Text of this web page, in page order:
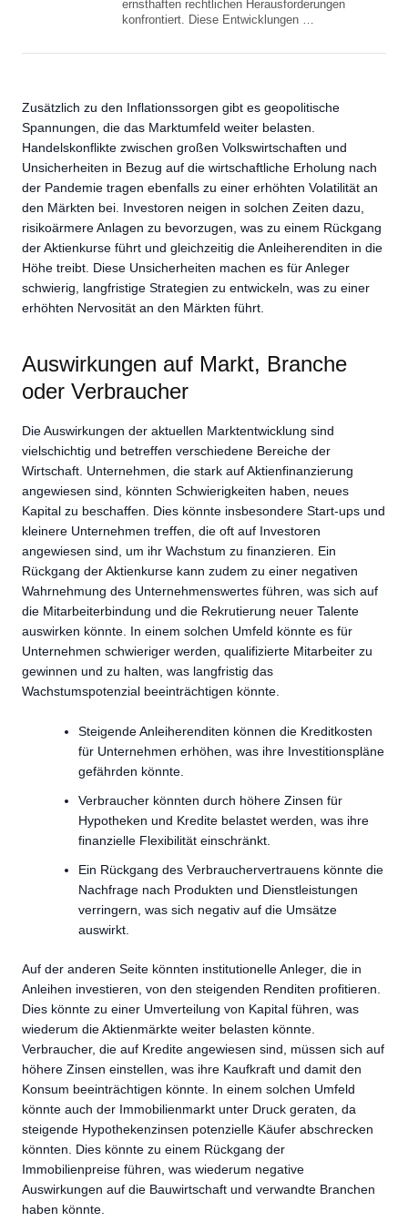
ernsthaften rechtlichen Herausforderungen
konfrontiert. Diese Entwicklungen …
Zusätzlich zu den Inflationssorgen gibt es geopolitische
Spannungen, die das Marktumfeld weiter belasten.
Handelskonflikte zwischen großen Volkswirtschaften und
Unsicherheiten in Bezug auf die wirtschaftliche Erholung nach
der Pandemie tragen ebenfalls zu einer erhöhten Volatilität an
den Märkten bei. Investoren neigen in solchen Zeiten dazu,
risikoärmere Anlagen zu bevorzugen, was zu einem Rückgang
der Aktienkurse führt und gleichzeitig die Anleiherenditen in die
Höhe treibt. Diese Unsicherheiten machen es für Anleger
schwierig, langfristige Strategien zu entwickeln, was zu einer
erhöhten Nervosität an den Märkten führt.
Auswirkungen auf Markt, Branche
oder Verbraucher
Die Auswirkungen der aktuellen Marktentwicklung sind
vielschichtig und betreffen verschiedene Bereiche der
Wirtschaft. Unternehmen, die stark auf Aktienfinanzierung
angewiesen sind, könnten Schwierigkeiten haben, neues
Kapital zu beschaffen. Dies könnte insbesondere Start-ups und
kleinere Unternehmen treffen, die oft auf Investoren
angewiesen sind, um ihr Wachstum zu finanzieren. Ein
Rückgang der Aktienkurse kann zudem zu einer negativen
Wahrnehmung des Unternehmenswertes führen, was sich auf
die Mitarbeiterbindung und die Rekrutierung neuer Talente
auswirken könnte. In einem solchen Umfeld könnte es für
Unternehmen schwieriger werden, qualifizierte Mitarbeiter zu
gewinnen und zu halten, was langfristig das
Wachstumspotenzial beeinträchtigen könnte.
Steigende Anleiherenditen können die Kreditkosten
für Unternehmen erhöhen, was ihre Investitionspläne
gefährden könnte.
Verbraucher könnten durch höhere Zinsen für
Hypotheken und Kredite belastet werden, was ihre
finanzielle Flexibilität einschränkt.
Ein Rückgang des Verbrauchervertrauens könnte die
Nachfrage nach Produkten und Dienstleistungen
verringern, was sich negativ auf die Umsätze
auswirkt.
Auf der anderen Seite könnten institutionelle Anleger, die in
Anleihen investieren, von den steigenden Renditen profitieren.
Dies könnte zu einer Umverteilung von Kapital führen, was
wiederum die Aktienmärkte weiter belasten könnte.
Verbraucher, die auf Kredite angewiesen sind, müssen sich auf
höhere Zinsen einstellen, was ihre Kaufkraft und damit den
Konsum beeinträchtigen könnte. In einem solchen Umfeld
könnte auch der Immobilienmarkt unter Druck geraten, da
steigende Hypothekenzinsen potenzielle Käufer abschrecken
könnten. Dies könnte zu einem Rückgang der
Immobilienpreise führen, was wiederum negative
Auswirkungen auf die Bauwirtschaft und verwandte Branchen
haben könnte.